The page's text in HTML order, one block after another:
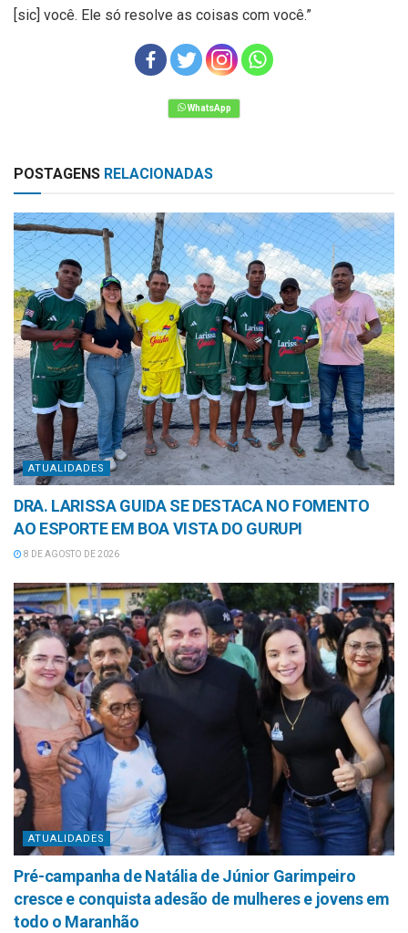
[sic] você. Ele só resolve as coisas com você.”
POSTAGENS RELACIONADAS
ATUALIDADES
DRA. LARISSA GUIDA SE DESTACA NO FOMENTO
AO ESPORTE EM BOA VISTA DO GURUPI
8 DE AGOSTO DE 2026
ATUALIDADES
Pré-campanha de Natália de Júnior Garimpeiro
cresce e conquista adesão de mulheres e jovens em
todo o Maranhão